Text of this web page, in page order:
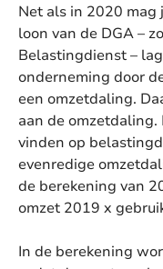
Net als in 2020
loon van de DGA –
Belastingdienst –
onderneming door
een omzetdaling.
aan de
vinden op
evenredige
de berekening van
omzet 2019 x
In de berekening